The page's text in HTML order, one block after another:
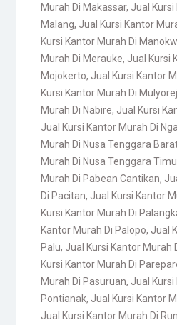
Murah Di Makassar, Jual Kursi
Malang, Jual Kursi Kantor
Kursi Kantor Murah Di
Murah Di Merauke, Jual Kursi
Mojokerto, Jual Kursi Kantor
Kursi Kantor Murah Di
Murah Di Nabire, Jual Kursi
Jual Kursi Kantor Murah Di
Murah Di Nusa Tenggara
Murah Di Nusa Tenggara
Murah Di Pabean Cantikan,
Di Pacitan, Jual Kursi Kantor
Kursi Kantor Murah Di
Kantor Murah Di Palopo, Jual
Palu, Jual Kursi Kantor Murah
Kursi Kantor Murah Di
Murah Di Pasuruan, Jual Kursi
Pontianak, Jual Kursi Kantor
Jual Kursi Kantor Murah Di